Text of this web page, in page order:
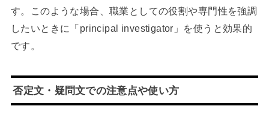
す。このような場合、職業としての役割や専門性を強調
したいときに「principal investigator」を使うと効果的
です。
否定文・疑問文での注意点や使い方